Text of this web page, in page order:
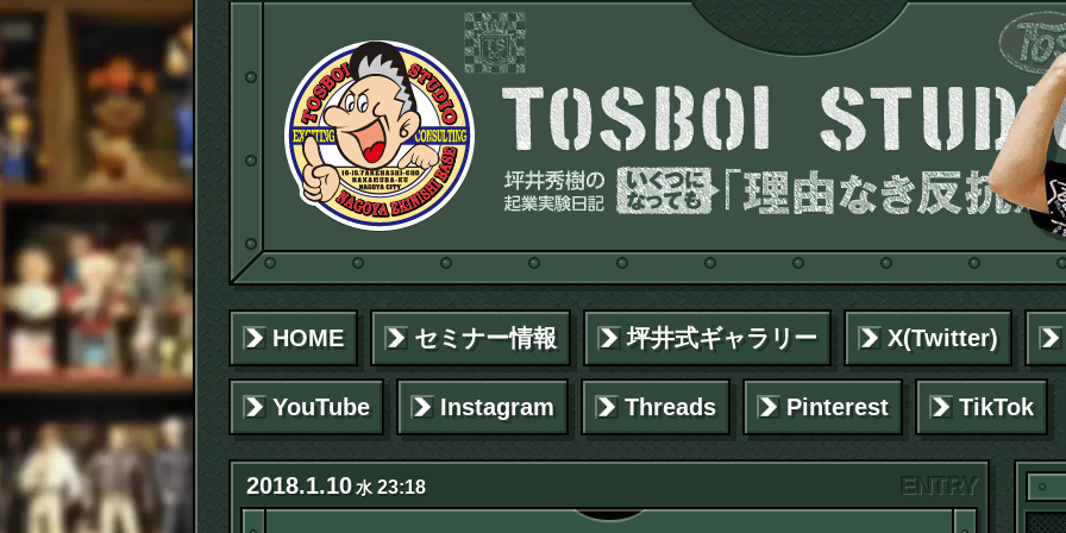
HOME セミナー情報 坪井式ギャラリー X(Twitter)
YouTube Instagram Threads Pinterest TikTok
2018.1.10水23:18